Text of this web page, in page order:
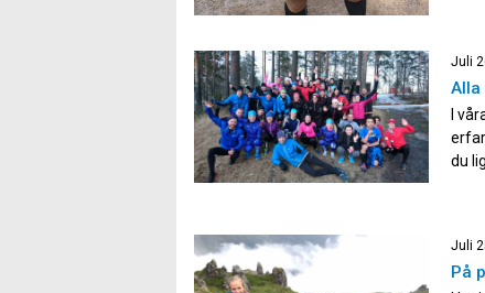
Juli
Alla
I
du
Juli
På